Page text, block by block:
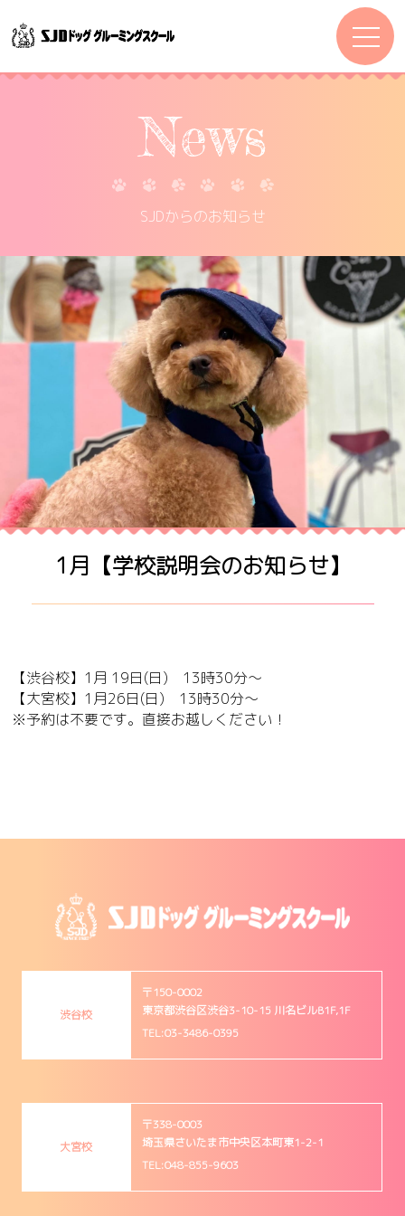
News
SJDからのお知らせ
1月【学校説明会のお知らせ】
【渋谷校】1月 19日(日) 13時30分～
【大宮校】1月26日(日) 13時30分～
※予約は不要です。直接お越しください！
渋谷校
〒150-0002
東京都渋谷区渋谷3-10-15 川名ビルB1F,1F
TEL:03-3486-0395
大宮校
〒338-0003
埼玉県さいたま市中央区本町東1-2-1
TEL:048-855-9603